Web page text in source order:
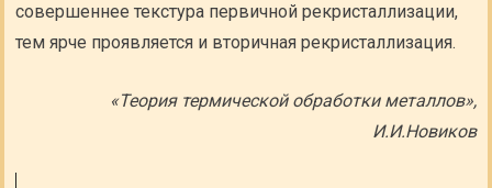
совершеннее текстура первичной рекристаллизации,
тем ярче проявляется и вторичная рекристаллизация.
«Теория термической обработки металлов»,
И.И.Новиков